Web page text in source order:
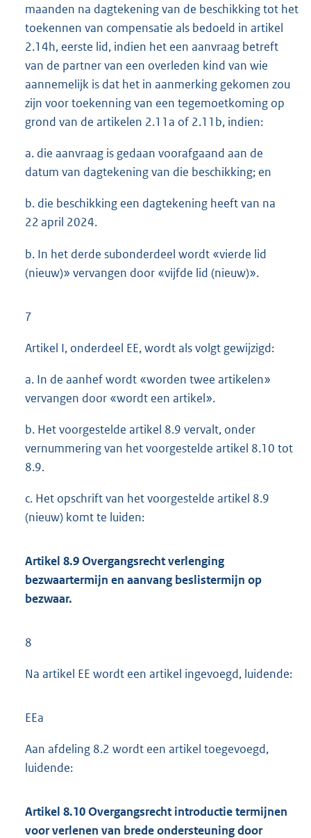
maanden na dagtekening van de beschikking tot het
toekennen van compensatie als bedoeld in artikel
2.14h, eerste lid, indien het een aanvraag betreft
van de partner van een overleden kind van wie
aannemelijk is dat het in aanmerking gekomen zou
zijn voor toekenning van een tegemoetkoming op
grond van de artikelen 2.11a of 2.11b, indien:
a. die aanvraag is gedaan voorafgaand aan de
datum van dagtekening van die beschikking; en
b. die beschikking een dagtekening heeft van na
22 april 2024.
b. In het derde subonderdeel wordt «vierde lid
(nieuw)» vervangen door «vijfde lid (nieuw)».
7
Artikel I, onderdeel EE, wordt als volgt gewijzigd:
a. In de aanhef wordt «worden twee artikelen»
vervangen door «wordt een artikel».
b. Het voorgestelde artikel 8.9 vervalt, onder
vernummering van het voorgestelde artikel 8.10 tot
8.9.
c. Het opschrift van het voorgestelde artikel 8.9
(nieuw) komt te luiden:
Artikel 8.9 Overgangsrecht verlenging
bezwaartermijn en aanvang beslistermijn op
bezwaar.
8
Na artikel EE wordt een artikel ingevoegd, luidende:
EEa
Aan afdeling 8.2 wordt een artikel toegevoegd,
luidende:
Artikel 8.10 Overgangsrecht introductie termijnen
voor verlenen van brede ondersteuning door